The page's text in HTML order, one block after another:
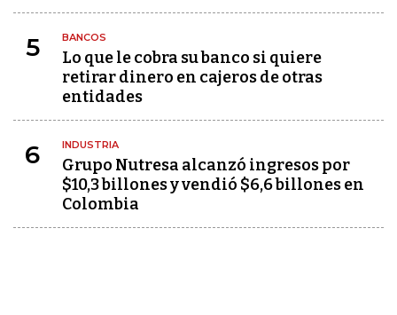
5 BANCOS
Lo que le cobra su banco si quiere
retirar dinero en cajeros de otras
entidades
6 INDUSTRIA
Grupo Nutresa alcanzó ingresos por
$10,3 billones y vendió $6,6 billones en
Colombia